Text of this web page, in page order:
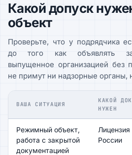
Какой допуск
объект
Проверьте, что у подрядчика
до того как объявлять
выпущенное организацией без
не примут ни надзорные органы,
ВАША СИТУАЦИЯ
КАКОЙ
НУЖЕН
Режимный объект,
работа с закрытой
документацией
России